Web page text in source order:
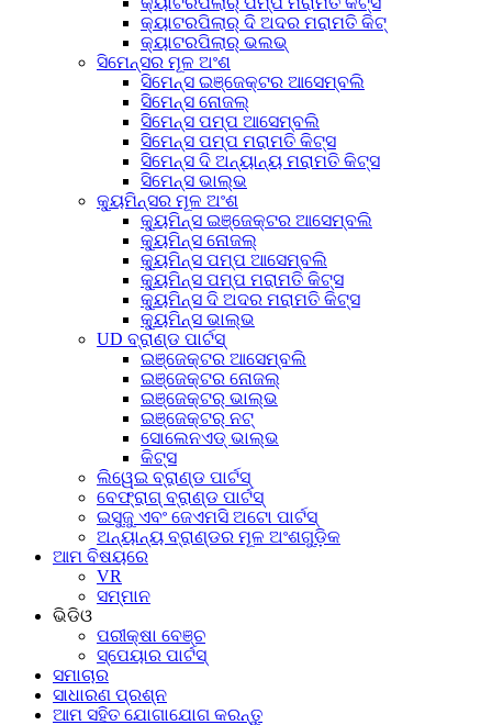
କ୍ୟାଟରପିଲାର୍ ଦି ଅଦର ମରାମତି କିଟ୍
କ୍ୟାଟରପିଲାର୍ ଭଲଭ୍
ସିମେନ୍ସର ମୂଳ ଅଂଶ
ସିମେନ୍ସ ଇଞ୍ଜେକ୍ଟର ଆସେମ୍ବଲି
ସିମେନ୍ସ ନୋଜଲ୍
ସିମେନ୍ସ ପମ୍ପ ଆସେମ୍ବଲି
ସିମେନ୍ସ ପମ୍ପ ମରାମତି କିଟ୍ସ
ସିମେନ୍ସ ଦି ଅନ୍ୟାନ୍ୟ ମରାମତି କିଟ୍ସ
ସିମେନ୍ସ ଭାଲ୍ଭ
କ୍ୟୁମିନ୍ସର ମୂଳ ଅଂଶ
କ୍ୟୁମିନ୍ସ ଇଞ୍ଜେକ୍ଟର ଆସେମ୍ବଲି
କ୍ୟୁମିନ୍ସ ନୋଜଲ୍
କ୍ୟୁମିନ୍ସ ପମ୍ପ ଆସେମ୍ବଲି
କ୍ୟୁମିନ୍ସ ପମ୍ପ ମରାମତି କିଟ୍ସ
କ୍ୟୁମିନ୍ସ ଦି ଅଦର ମରାମତି କିଟ୍ସ
କ୍ୟୁମିନ୍ସ ଭାଲ୍ଭ
UD ବ୍ରାଣ୍ଡ ପାର୍ଟସ୍
ଇଞ୍ଜେକ୍ଟର ଆସେମ୍ବଲି
ଇଞ୍ଜେକ୍ଟର ନୋଜଲ୍
ଇଞ୍ଜେକ୍ଟର୍ ଭାଲ୍ଭ
ଇଞ୍ଜେକ୍ଟର୍ ନଟ୍
ସୋଲେନଏଡ୍ ଭାଲ୍ଭ
କିଟ୍ସ
ଲିୱେଇ ବ୍ରାଣ୍ଡ ପାର୍ଟସ୍
ବେଫ୍ରାଗ୍ ବ୍ରାଣ୍ଡ ପାର୍ଟସ୍
ଇସୁଜୁ ଏବଂ ଜେଏମସି ଅଟୋ ପାର୍ଟସ୍
ଅନ୍ୟାନ୍ୟ ବ୍ରାଣ୍ଡର ମୂଳ ଅଂଶଗୁଡ଼ିକ
ଆମ ବିଷୟରେ
VR
ସମ୍ମାନ
ଭିଡିଓ
ପରୀକ୍ଷା ବେଞ୍ଚ
ସ୍ପେୟାର ପାର୍ଟସ୍‌
ସମାଚାର
ସାଧାରଣ ପ୍ରଶ୍ନ
ଆମ ସହିତ ଯୋଗାଯୋଗ କରନ୍ତୁ